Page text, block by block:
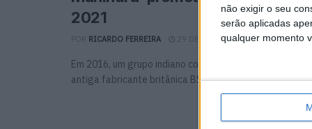
não exigir o seu
serão aplicadas
qualquer momento
2021
RICARDO FERREIRA 29 DEZEMBRO, 2020 0
Em 2016, um grupo indiano comprou os direitos de
antiga fabricante britânica BSA. Dois anos depois, as ...